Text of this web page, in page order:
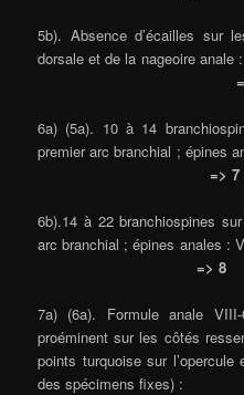
5b). Absence d’écailles sur
dorsale et de la
6a) (5a). 10 à 14
premier arc branchial
=> 7
6b).14 à 22 branchiospines
arc branchial ; épines
=> 8
7a) (6a). Formule anale
proéminent sur les côtés
points turquoise sur
des